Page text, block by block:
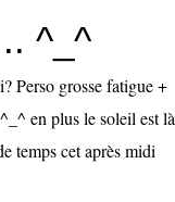
^_^
Perso grosse fatigue +
en plus le soleil est là
temps cet après midi